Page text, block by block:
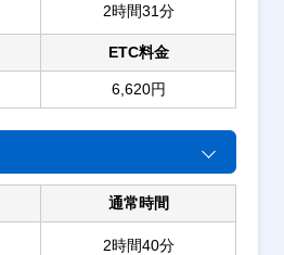
2時間31分
ETC料金
6,620円
通常時間
2時間40分